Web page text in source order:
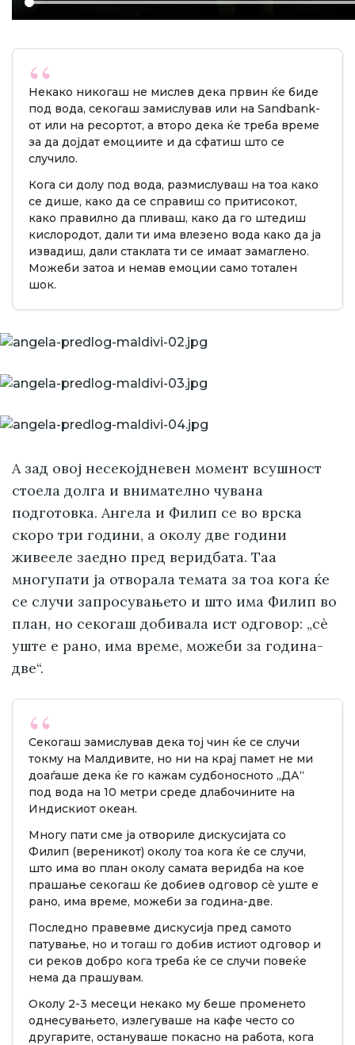
Некако никогаш не мислев дека првин ќе биде
под вода, секогаш замислував или на Sandbank-
от или на ресортот, а второ дека ќе треба време
за да дојдат емоциите и да сфатиш што се
случило.
Кога си долу под вода, размислуваш на тоа како
се дише, како да се справиш со притисокот,
како правилно да пливаш, како да го штедиш
кислородот, дали ти има влезено вода како да ја
извадиш, дали стаклата ти се имаат замаглено.
Можеби затоа и немав емоции само тотален
шок.
А зад овој несекојдневен момент всушност
стоела долга и внимателно чувана
подготовка. Ангела и Филип се во врска
скоро три години, а околу две години
живееле заедно пред веридбата. Таа
многупати ја отворала темата за тоа кога ќе
се случи запросувањето и што има Филип во
план, но секогаш добивала ист одговор: „сè
уште е рано, има време, можеби за година-
две“.
Секогаш замислував дека тој чин ќе се случи
токму на Малдивите, но ни на крај памет не ми
доаѓаше дека ќе го кажам судбоносното „ДА“
под вода на 10 метри среде длабочините на
Индискиот океан.
Многу пати сме ја отвориле дискусијата со
Филип (вереникот) околу тоа кога ќе се случи,
што има во план околу самата веридба на кое
прашање секогаш ќе добиев одговор сè уште е
рано, има време, можеби за година-две.
Последно правевме дискусија пред самото
патување, но и тогаш го добив истиот одговор и
си реков добро кога треба ќе се случи повеќе
нема да прашувам.
Околу 2-3 месеци некако му беше променето
однесувањето, излегуваше на кафе често со
другарите, остануваше покасно на работа, кога